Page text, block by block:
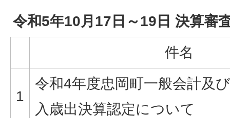
令和5年10月17日～19日 決算審
件名
1
令和4年度忠岡町一般会計及
入歳出決算認定について